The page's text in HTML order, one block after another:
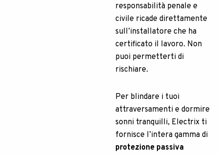
responsabilità penale e
civile ricade direttamente
sull’installatore che ha
certificato il lavoro. Non
puoi permetterti di
rischiare.
Per blindare i tuoi
attraversamenti e dormire
sonni tranquilli, Electrix ti
fornisce l’intera gamma di
protezione passiva